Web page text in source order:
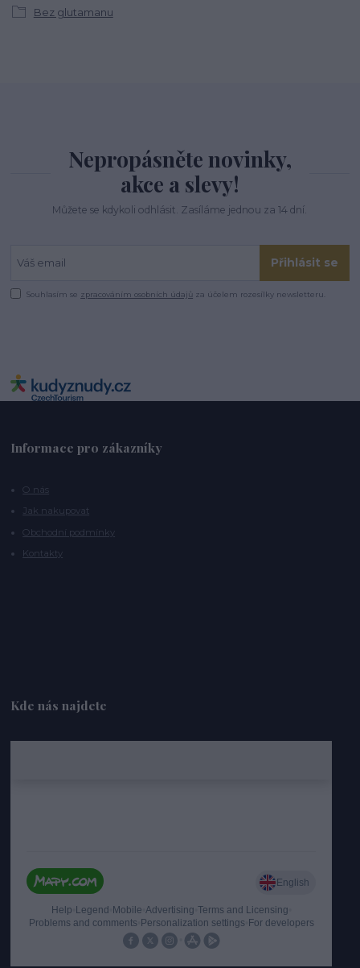
Bez glutamanu
Nepropásněte novinky,
akce a slevy!
Můžete se kdykoli odhlásit. Zasíláme jednou za 14 dní.
Přihlásit se
Souhlasím se zpracováním osobních údajů za účelem rozesílky newsletteru.
Informace pro zákazníky
O nás
Jak nakupovat
Obchodní podmínky
Kontakty
Kde nás najdete